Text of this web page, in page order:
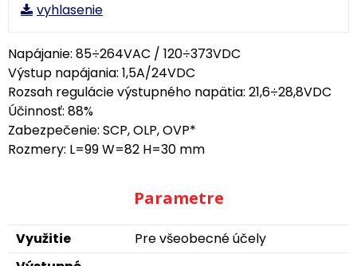
vyhlasenie
Napájanie: 85÷264VAC / 120÷373VDC
Výstup napájania: 1,5A/24VDC
Rozsah regulácie výstupného napätia: 21,6÷28,8VDC
Účinnosť: 88%
Zabezpečenie: SCP, OLP, OVP*
Rozmery: L=99 W=82 H=30 mm
Parametre
Využitie
Pre všeobecné účely